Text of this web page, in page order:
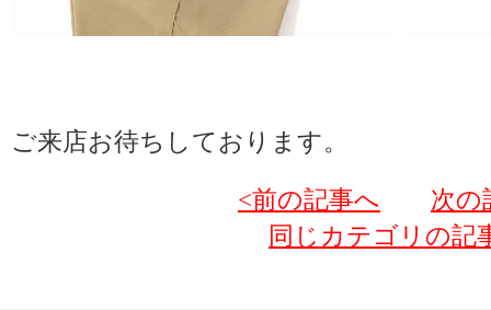
ご来店お待ちしております。
<前の記事へ
次の
同じカテゴリの記